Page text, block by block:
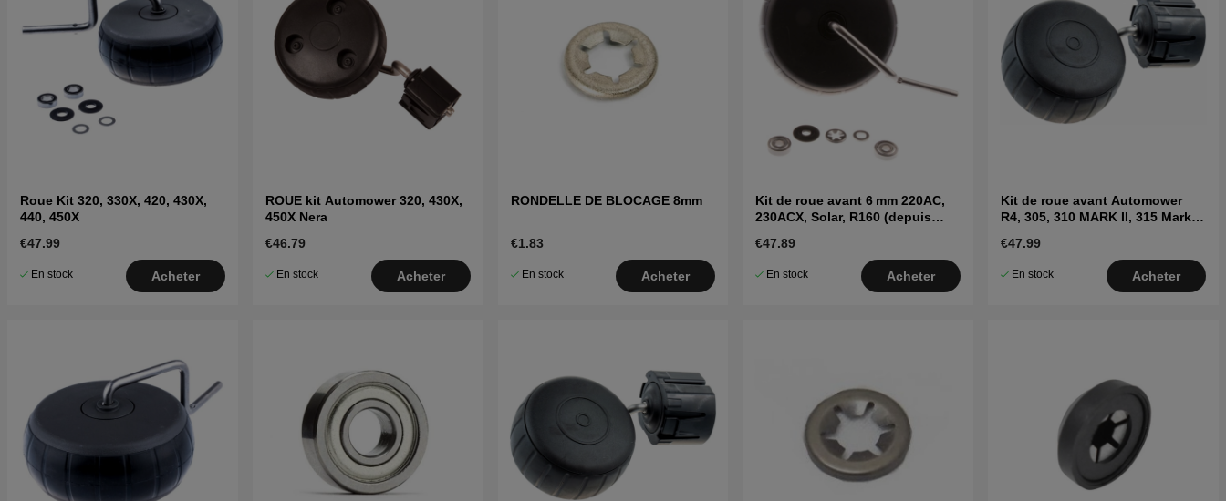
Roue Kit 320, 330X, 420, 430X,
440, 450X
€47.99
En stock Acheter
ROUE kit Automower 320, 430X,
450X Nera
€46.79
En stock Acheter
RONDELLE DE BLOCAGE 8mm
€1.83
En stock Acheter
Kit de roue avant 6 mm 220AC,
230ACX, Solar, R160 (depuis
€47.89
En stock Acheter
Kit de roue avant Automower
R4, 305, 310 MARK II, 315 Mark
€47.99
En stock Acheter